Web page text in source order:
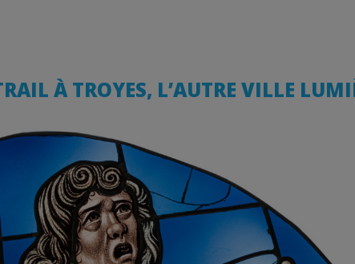
À TROYES, L’AUTRE VILLE